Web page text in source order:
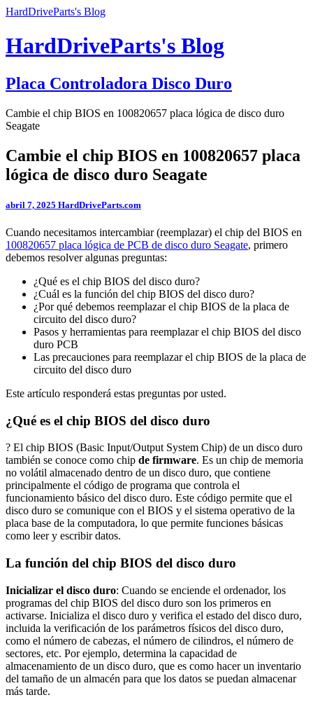
HardDriveParts's Blog
HardDriveParts's Blog
Placa Controladora Disco Duro
Cambie el chip BIOS en 100820657 placa lógica de disco duro
Seagate
Cambie el chip BIOS en 100820657 placa
lógica de disco duro Seagate
abril 7, 2025 HardDriveParts.com
Cuando necesitamos intercambiar (reemplazar) el chip del BIOS en
100820657 placa lógica de PCB de disco duro Seagate, primero
debemos resolver algunas preguntas:
¿Qué es el chip BIOS del disco duro?
¿Cuál es la función del chip BIOS del disco duro?
¿Por qué debemos reemplazar el chip BIOS de la placa de
circuito del disco duro?
Pasos y herramientas para reemplazar el chip BIOS del disco
duro PCB
Las precauciones para reemplazar el chip BIOS de la placa de
circuito del disco duro
Este artículo responderá estas preguntas por usted.
¿Qué es el chip BIOS del disco duro
? El chip BIOS (Basic Input/Output System Chip) de un disco duro
también se conoce como chip de firmware. Es un chip de memoria
no volátil almacenado dentro de un disco duro, que contiene
principalmente el código de programa que controla el
funcionamiento básico del disco duro. Este código permite que el
disco duro se comunique con el BIOS y el sistema operativo de la
placa base de la computadora, lo que permite funciones básicas
como leer y escribir datos.
La función del chip BIOS del disco duro
Inicializar el disco duro: Cuando se enciende el ordenador, los
programas del chip BIOS del disco duro son los primeros en
activarse. Inicializa el disco duro y verifica el estado del disco duro,
incluida la verificación de los parámetros físicos del disco duro,
como el número de cabezas, el número de cilindros, el número de
sectores, etc. Por ejemplo, determina la capacidad de
almacenamiento de un disco duro, que es como hacer un inventario
del tamaño de un almacén para que los datos se puedan almacenar
más tarde.